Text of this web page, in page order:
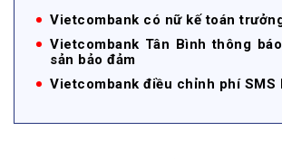
Vietcombank có nữ kế toán
Vietcombank Tân Bình thông
sản bảo đảm
Vietcombank điều chỉnh phí SMS